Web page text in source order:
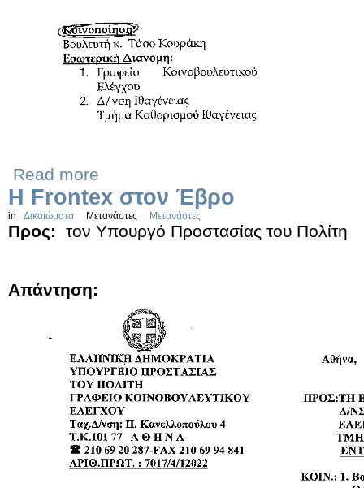
Read more
Η Frontex στον Έβρο
in Δικαιώματα Μετανάστες Μετανάστες
Προς: τον Υπουργό Προστασίας του Πολίτη
Απάντηση: